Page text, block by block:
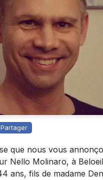
Partager
que nous vous
Nello Molinaro, à
ans, fils de madame